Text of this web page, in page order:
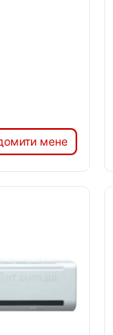
мене